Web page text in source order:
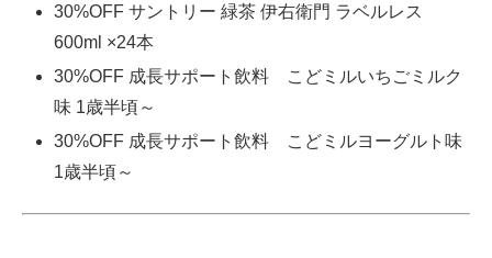
30%OFF サントリー 緑茶 伊右衛門 ラベルレス
600ml ×24本
30%OFF 成長サポート飲料 こどミルいちごミルク
味 1歳半頃～
30%OFF 成長サポート飲料 こどミルヨーグルト味
1歳半頃～